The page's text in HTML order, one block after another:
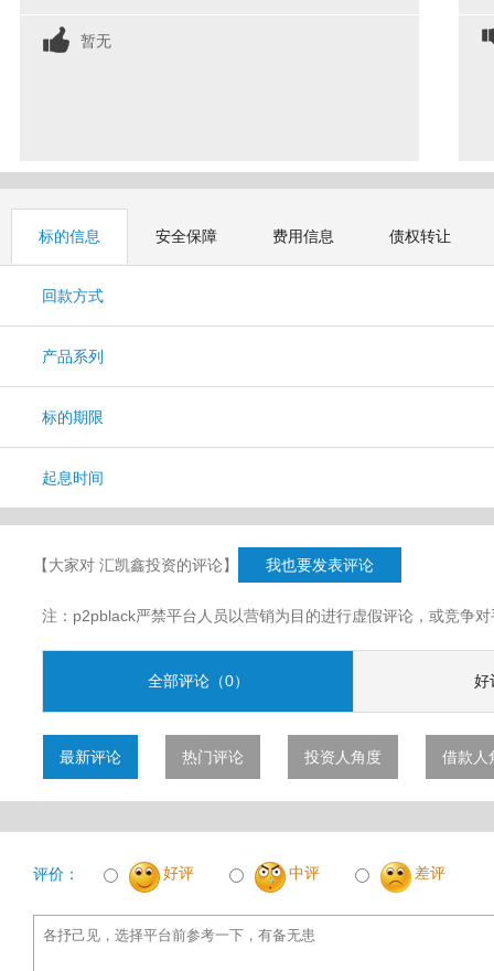
暂无
标的信息 安全保障 费用信息 债权转让
回款方式
产品系列
标的期限
起息时间
【大家对 汇凯鑫投资的评论】 我也要发表评论
注：p2pblack严禁平台人员以营销为目的进行虚假评论，或竞争
全部评论（0） 好
最新评论 热门评论 投资人角度 借款人
评价： 好评 中评 差评